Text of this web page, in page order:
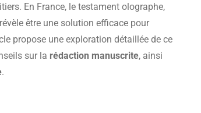
En France, le testament olographe,
être une solution efficace pour
propose une exploration détaillée de ce
sur la rédaction manuscrite, ainsi
.